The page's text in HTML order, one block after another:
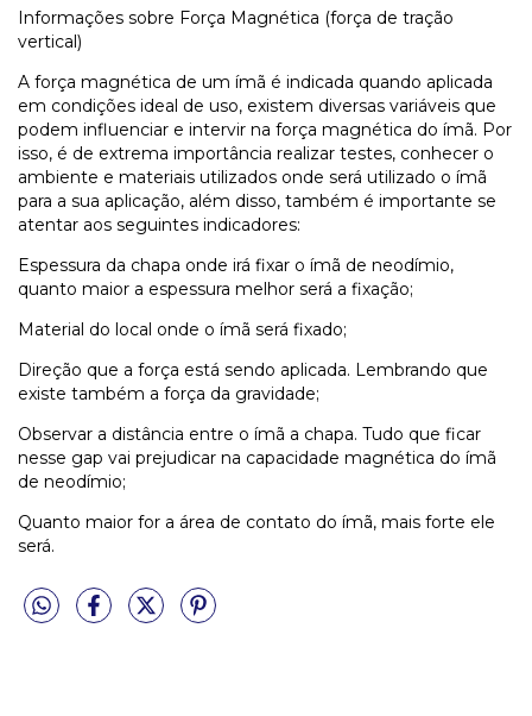
Informações sobre Força Magnética (força de tração
vertical)
A força magnética de um ímã é indicada quando aplicada
em condições ideal de uso, existem diversas variáveis que
podem influenciar e intervir na força magnética do ímã. Por
isso, é de extrema importância realizar testes, conhecer o
ambiente e materiais utilizados onde será utilizado o ímã
para a sua aplicação, além disso, também é importante se
atentar aos seguintes indicadores:
Espessura da chapa onde irá fixar o ímã de neodímio,
quanto maior a espessura melhor será a fixação;
Material do local onde o ímã será fixado;
Direção que a força está sendo aplicada. Lembrando que
existe também a força da gravidade;
Observar a distância entre o ímã a chapa. Tudo que ficar
nesse gap vai prejudicar na capacidade magnética do ímã
de neodímio;
Quanto maior for a área de contato do ímã, mais forte ele
será.